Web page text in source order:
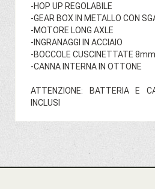
-HOP UP REGOLABILE
-GEAR BOX IN METALLO CON
-MOTORE LONG AXLE
-INGRANAGGI IN ACCIAIO
-BOCCOLE CUSCINETTATE 8mm
-CANNA INTERNA IN OTTONE
ATTENZIONE: BATTERIA E
INCLUSI